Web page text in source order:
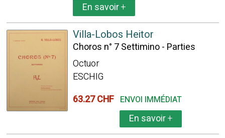
En savoir+
Villa-Lobos Heitor
Choros n° 7 Settimino - Parties
Octuor
ESCHIG
63.27 CHF ENVOI IMMÉDIAT
En savoir+